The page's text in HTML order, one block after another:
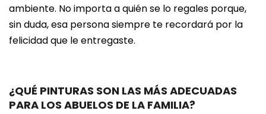
ambiente. No importa a quién se lo regales porque,
sin duda, esa persona siempre te recordará por la
felicidad que le entregaste.
¿QUÉ PINTURAS SON LAS MÁS ADECUADAS
PARA LOS ABUELOS DE LA FAMILIA?